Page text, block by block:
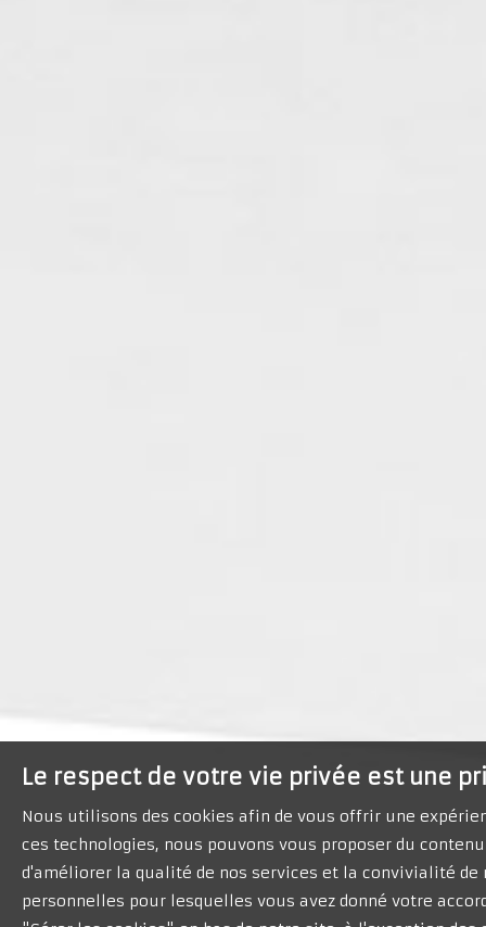
Le respect de votre vie privée est une
Nous utilisons des cookies afin de vous offrir une
ces technologies, nous pouvons vous proposer du
d'améliorer la qualité de nos services et la convivialité
personnelles pour lesquelles vous avez donné votre